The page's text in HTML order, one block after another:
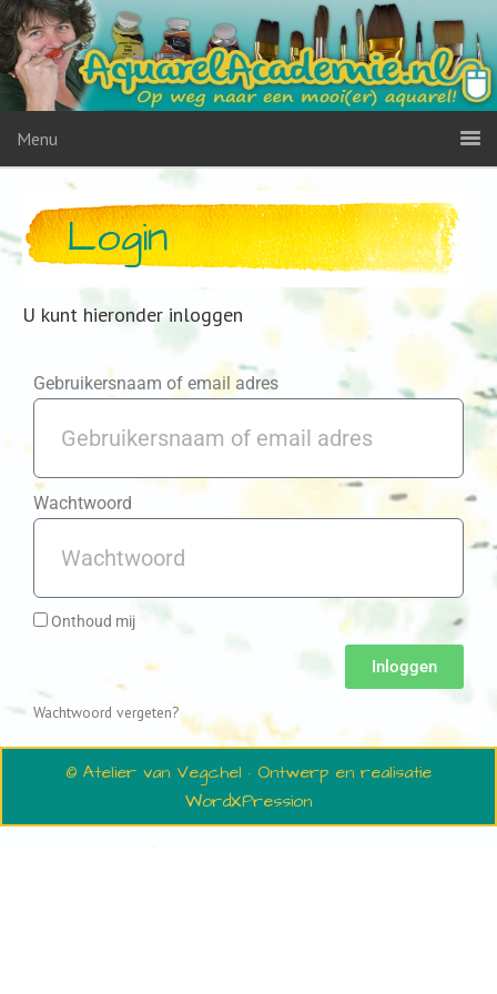
Menu
Login
U kunt hieronder inloggen
Gebruikersnaam of email adres
Wachtwoord
Onthoud mij
Inloggen
Wachtwoord vergeten?
© Atelier van Vegchel · Ontwerp en realisatie
WordXPression